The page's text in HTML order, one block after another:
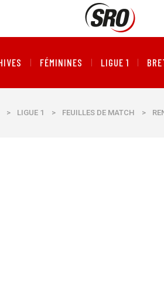
FÉMININES LIGUE 1
> LIGUE 1 > FEUILLES DE MATCH >